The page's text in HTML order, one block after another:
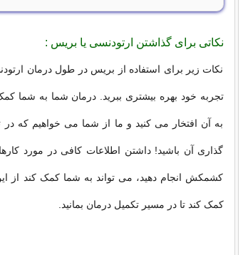
نکاتی برای گذاشتن ارتودنسی یا بریس :
نکات زیر برای استفاده از بریس در طول درمان
تجربه خود بهره بیشتری ببرید. درمان شما به شما
به آن افتخار می کنید و ما از شما می خواهیم که
گذاری آن باشید! داشتن اطلاعات کافی در مورد
کشمکش انجام دهید، می تواند به شما کمک کند از
کمک کند تا در مسیر تکمیل درمان بمانید.